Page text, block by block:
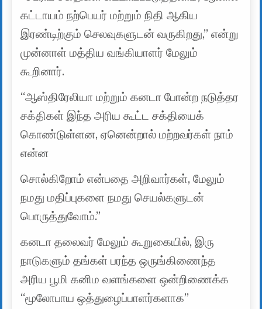
கட்டாயம் நற்பெயர் மற்றும் நிதி ஆகிய
இரண்டிற்கும் செலவுகளுடன் வருகிறது,” என்று
முன்னாள் மத்திய வங்கியாளர் மேலும்
கூறினார்.
“ஆஸ்திரேலியா மற்றும் கனடா போன்ற நடுத்தர
சக்திகள் இந்த அரிய கூட்ட சக்தியைக்
கொண்டுள்ளன, ஏனென்றால் மற்றவர்கள் நாம்
என்ன
சொல்கிறோம் என்பதை அறிவார்கள், மேலும்
நமது மதிப்புகளை நமது செயல்களுடன்
பொருத்துவோம்.”
கனடா தலைவர் மேலும் கூறுகையில், இரு
நாடுகளும் தங்கள் பரந்த ஒருங்கிணைந்த
அரிய பூமி கனிம வளங்களை ஒன்றிணைக்க
“மூலோபாய ஒத்துழைப்பாளர்களாக”